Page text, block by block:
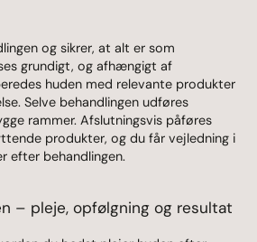
og sikrer, at alt er som
grundigt, og afhængigt af
huden med relevante produkter
Selve behandlingen udføres
rammer. Afslutningsvis påføres
produkter, og du får vejledning i
efter behandlingen.
– pleje, opfølgning og resultat